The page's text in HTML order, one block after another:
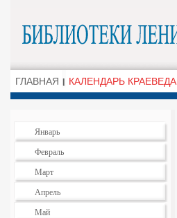
ГЛАВНАЯ КАЛЕНДАРЬ КРАЕВЕДА
Январь
Февраль
Март
Апрель
Май